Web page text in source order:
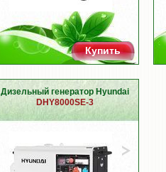
Купить
Дизельный генератор Hyundai
DHY8000SE-3